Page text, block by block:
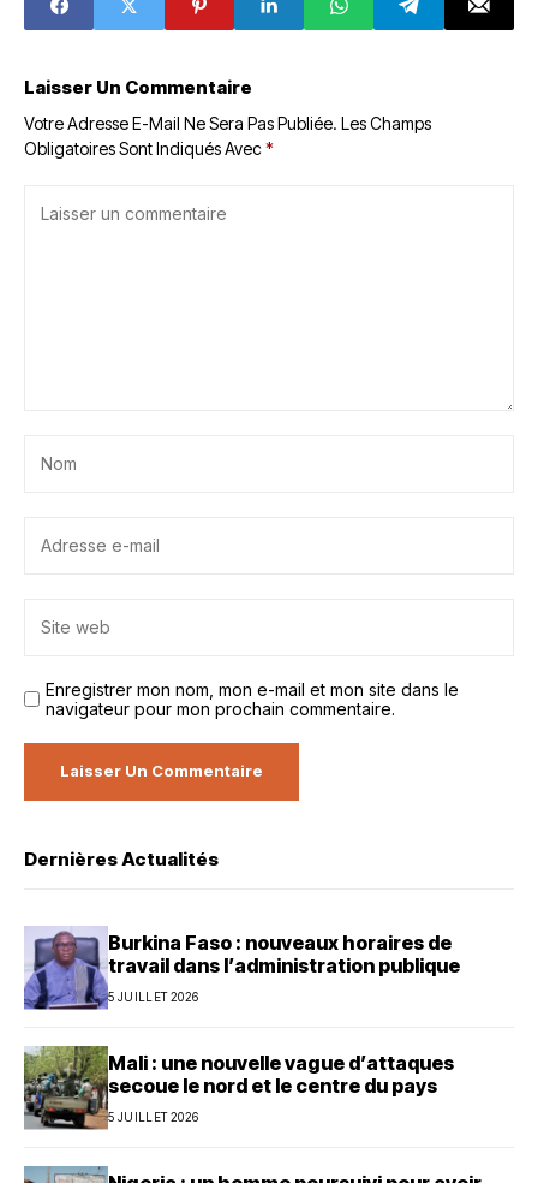
Laisser Un Commentaire
Votre Adresse E-Mail Ne Sera Pas Publiée. Les Champs
Obligatoires Sont Indiqués Avec*
Enregistrer mon nom, mon e-mail et mon site dans le
navigateur pour mon prochain commentaire.
Dernières Actualités
Burkina Faso : nouveaux horaires de
travail dans l’administration publique
5 JUILLET 2026
Mali : une nouvelle vague d’attaques
secoue le nord et le centre du pays
5 JUILLET 2026